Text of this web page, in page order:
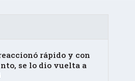
rápido y con
se lo dio vuelta a